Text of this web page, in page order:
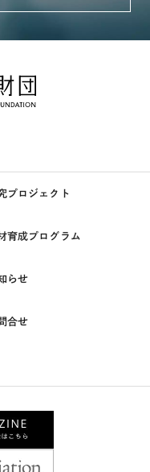
プロジェクト
育成プログラム
らせ
合せ